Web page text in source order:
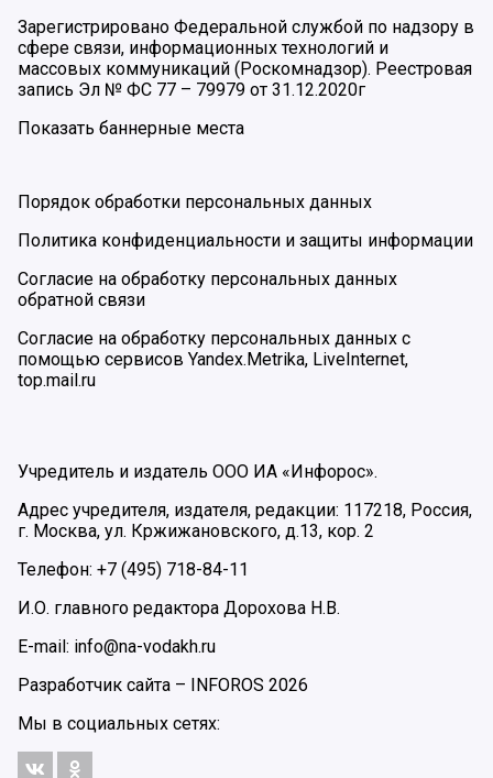
Зарегистрировано Федеральной службой по надзору в
сфере связи, информационных технологий и
массовых коммуникаций (Роскомнадзор). Реестровая
запись Эл № ФС 77 – 79979 от 31.12.2020г
Показать баннерные места
Порядок обработки персональных данных
Политика конфиденциальности и защиты информации
Согласие на обработку персональных данных
обратной связи
Согласие на обработку персональных данных с
помощью сервисов Yandex.Metrika, LiveInternet,
top.mail.ru
Учредитель и издатель ООО ИА «Инфорос».
Адрес учредителя, издателя, редакции: 117218, Россия,
г. Москва, ул. Кржижановского, д.13, кор. 2
Телефон: +7 (495) 718-84-11
И.О. главного редактора Дорохова Н.В.
E-mail: info@na-vodakh.ru
Разработчик сайта – INFOROS 2026
Мы в социальных сетях: